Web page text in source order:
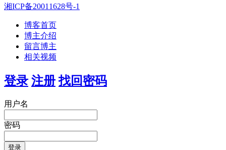
湘ICP备20011628号-1
博客首页
博主介绍
留言博主
相关视频
登录 注册 找回密码
用户名
密码